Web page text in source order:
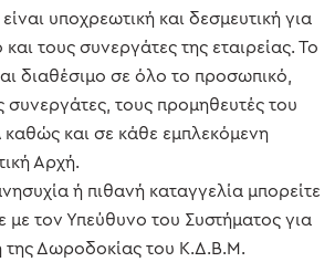
υποχρεωτική και δεσμευτική για
τους συνεργάτες της εταιρείας. Το
διαθέσιμο σε όλο το προσωπικό,
συνεργάτες, τους προμηθευτές του
και σε κάθε εμπλεκόμενη
Αρχή.
ή πιθανή καταγγελία μπορείτε
με τον Υπεύθυνο του Συστήματος για
της Δωροδοκίας του Κ.Δ.Β.Μ.